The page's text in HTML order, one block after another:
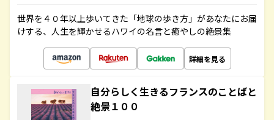
世界を４０年以上歩いてきた「地球の歩き方」があなたにお届
けする、人生を輝かせるハワイの名言と癒やしの絶景集
詳細を見る
自分らしく生きるフランスのことばと
絶景１００